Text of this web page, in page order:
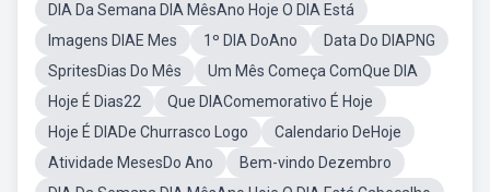
DIA Da Semana DIA MêsAno Hoje O DIA Está
Imagens DIAE Mes
1º DIA DoAno
Data Do DIAPNG
SpritesDias Do Mês
Um Mês Começa ComQue DIA
Hoje É Dias22
Que DIAComemorativo É Hoje
Hoje É DIADe Churrasco Logo
Calendario DeHoje
Atividade MesesDo Ano
Bem-vindo Dezembro